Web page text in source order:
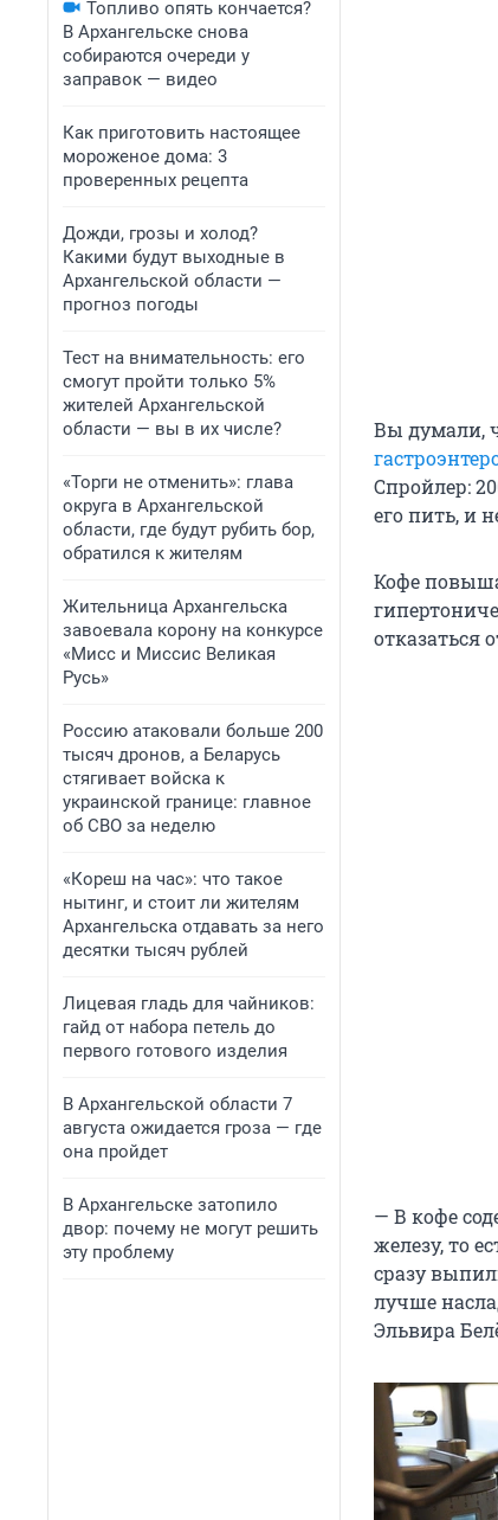
Топливо опять кончается?
В Архангельске снова
собираются очереди у
заправок — видео
Как приготовить настоящее
мороженое дома: 3
проверенных рецепта
Дожди, грозы и холод?
Какими будут выходные в
Архангельской области —
прогноз погоды
Тест на внимательность: его
смогут пройти только 5%
жителей Архангельской
области — вы в их числе?
«Торги не отменить»: глава
округа в Архангельской
области, где будут рубить бор,
обратился к жителям
Жительница Архангельска
завоевала корону на конкурсе
«Мисс и Миссис Великая
Русь»
Россию атаковали больше 200
тысяч дронов, а Беларусь
стягивает войска к
украинской границе: главное
об СВО за неделю
«Кореш на час»: что такое
нытинг, и стоит ли жителям
Архангельска отдавать за него
десятки тысяч рублей
Лицевая гладь для чайников:
гайд от набора петель до
первого готового изделия
В Архангельской области 7
августа ожидается гроза — где
она пройдет
В Архангельске затопило
двор: почему не могут решить
эту проблему
Вы думали,
Спройлер:
его пить, и
Кофе
отказаться
— В кофе
железу, то
сразу
лучше
Эльвира